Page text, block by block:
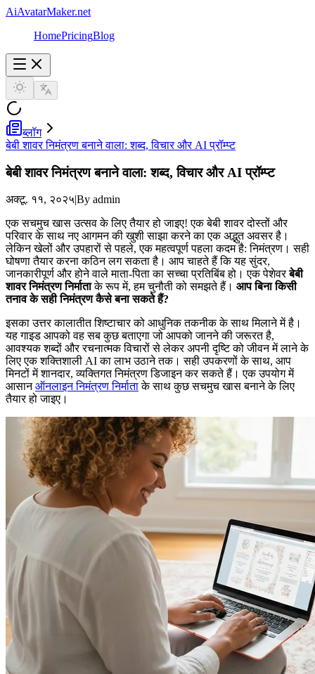
AiAvatarMaker.net
HomePricingBlog
ब्लॉग
बेबी शावर निमंत्रण बनाने वाला: शब्द, विचार और AI प्रॉम्प्ट
बेबी शावर निमंत्रण बनाने वाला: शब्द, विचार और AI प्रॉम्प्ट
अक्टू. ११, २०२५|By admin
एक सचमुच खास उत्सव के लिए तैयार हो जाइए! एक बेबी शावर दोस्तों और
परिवार के साथ नए आगमन की खुशी साझा करने का एक अद्भुत अवसर है।
लेकिन खेलों और उपहारों से पहले, एक महत्वपूर्ण पहला कदम है: निमंत्रण। सही
घोषणा तैयार करना कठिन लग सकता है। आप चाहते हैं कि यह सुंदर,
जानकारीपूर्ण और होने वाले माता-पिता का सच्चा प्रतिबिंब हो। एक पेशेवरबेबी
शावर निमंत्रण निर्माताके रूप में, हम चुनौती को समझते हैं। आप बिना किसी
तनाव के सही निमंत्रण कैसे बना सकते हैं?
इसका उत्तर कालातीत शिष्टाचार को आधुनिक तकनीक के साथ मिलाने में है।
यह गाइड आपको वह सब कुछ बताएगा जो आपको जानने की जरूरत है,
आवश्यक शब्दों और रचनात्मक विचारों से लेकर अपनी दृष्टि को जीवन में लाने के
लिए एक शक्तिशाली AI का लाभ उठाने तक। सही उपकरणों के साथ, आप
मिनटों में शानदार, व्यक्तिगत निमंत्रण डिजाइन कर सकते हैं। एक उपयोग में
आसानऑनलाइन निमंत्रण निर्माताके साथ कुछ सचमुच खास बनाने के लिए
तैयार हो जाइए।